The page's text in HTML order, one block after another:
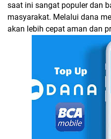
saat ini sangat populer dan
masyarakat. Melalui dana
akan lebih cepat aman dan